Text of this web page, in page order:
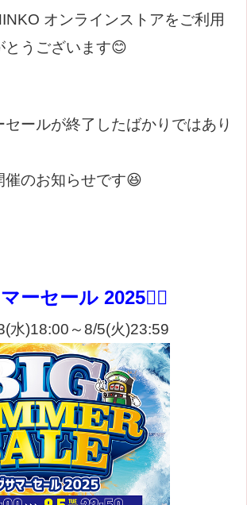
オンラインストアをご利用
とうございます😊
セールが終了したばかりではあり
催のお知らせです😆
ーセール 2025🏄‍♂️
水)18:00～8/5(火)23:59